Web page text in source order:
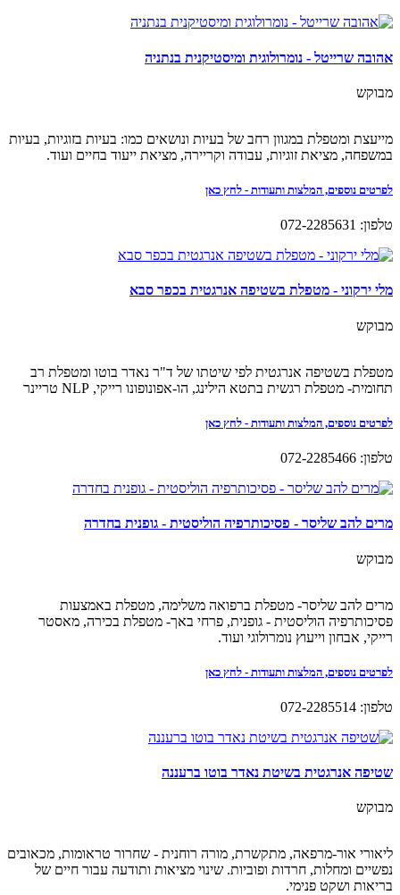
אהובה שרייטל - נומרולוגית ומיסטיקנית בנתניה
מבוקש
מייעצת ומטפלת במגוון רחב של בעיות ונושאים כמו: בעיות בזוגיות, בעיות
במשפחה, מציאת זוגיות, עבודה וקריירה, מציאת ייעוד בחיים ועוד.
לפרטים נוספים, המלצות ותעודות - לחץ כאן
טלפון: 072-2285631
מלי ירקוני - מטפלת בשטיפה אנרגטית בכפר סבא
מבוקש
מטפלת בשטיפה אנרגטית לפי שיטתו של ד"ר נאדר בוטו ומטפלת רב
תחומית- מטפלת רגשית בתטא הילינג, הו-אפונופונו רייקי, NLP טריינר
לפרטים נוספים, המלצות ותעודות - לחץ כאן
טלפון: 072-2285466
מרים להב שליסר - פסיכותרפיה הוליסטית - גופנית בחדרה
מבוקש
מרים להב שליסר- מטפלת ברפואה משלימה, מטפלת באמצעות
פסיכותרפיה הוליסטית - גופנית, פרחי באך- מטפלת בכירה, מאסטר
רייקי, אבחון וייעוץ נומרולוגי ועוד.
לפרטים נוספים, המלצות ותעודות - לחץ כאן
טלפון: 072-2285514
שטיפה אנרגטית בשיטת נאדר בוטו ברעננה
מבוקש
ליאורי אור-מרפאה, מתקשרת, מורה רוחנית - שחרור טראומות, מכאובים
נפשיים ומחלות, חרדות ופוביות. שינוי מציאות ותודעה עבור חיים של
בריאות ושקט פנימי.